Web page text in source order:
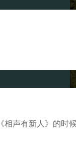
声有新人》的时候